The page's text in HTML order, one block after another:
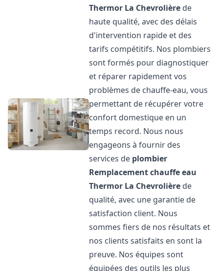
Thermor La Chevrolière de
haute qualité, avec des délais
d'intervention rapide et des
tarifs compétitifs. Nos plombiers
sont formés pour diagnostiquer
et réparer rapidement vos
problèmes de chauffe-eau, vous
permettant de récupérer votre
confort domestique en un
temps record. Nous nous
engageons à fournir des
services de plombier
Remplacement chauffe eau
Thermor La Chevrolière de
qualité, avec une garantie de
satisfaction client. Nous
sommes fiers de nos résultats et
nos clients satisfaits en sont la
preuve. Nos équipes sont
équipées des outils les plus